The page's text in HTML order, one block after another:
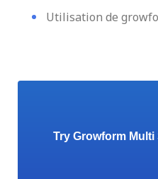
Utilisation de
Try Growform